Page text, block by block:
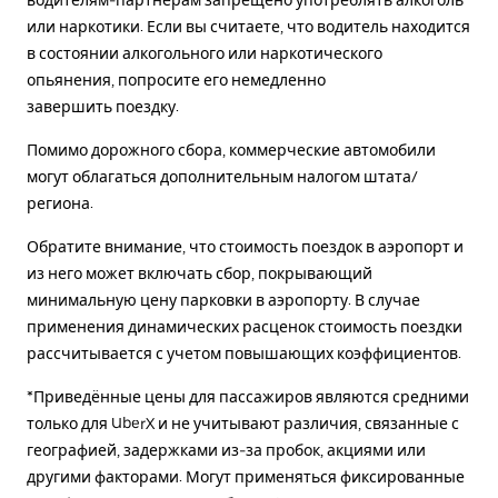
или наркотики. Если вы считаете, что водитель находится
в состоянии алкогольного или наркотического
опьянения, попросите его немедленно
завершить поездку.
Помимо дорожного сбора, коммерческие автомобили
могут облагаться дополнительным налогом штата/
региона.
Обратите внимание, что стоимость поездок в аэропорт и
из него может включать сбор, покрывающий
минимальную цену парковки в аэропорту. В случае
применения динамических расценок стоимость поездки
рассчитывается с учетом повышающих коэффициентов.
*Приведённые цены для пассажиров являются средними
только для UberX и не учитывают различия, связанные с
географией, задержками из-за пробок, акциями или
другими факторами. Могут применяться фиксированные